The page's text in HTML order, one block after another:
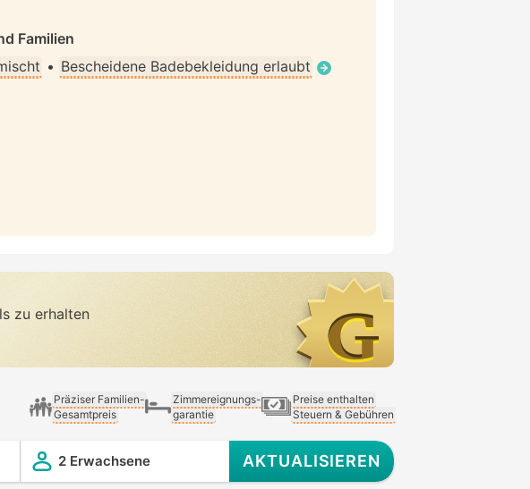
Familien
• Bescheidene Badebekleidung erlaubt
zu erhalten
Präziser Familien-
Gesamtpreis
Zimmereignungs-
garantie
Preise enthalten
Steuern & Gebühren
2 Erwachsene AKTUALISIEREN